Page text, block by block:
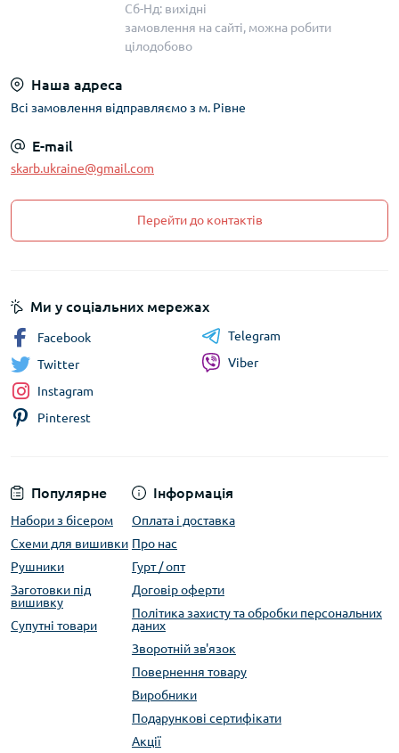
Сб-Нд: вихідні
замовлення на сайті, можна робити
цілодобово
Наша адреса
Всі замовлення відправляємо з м. Рівне
E-mail
skarb.ukraine@gmail.com
Перейти до контактів
Популярне
Набори з бісером
Схеми для вишивки
Рушники
Заготовки під
вишивку
Супутні товари
Інформація
Оплата і доставка
Про нас
Гурт / опт
Договір оферти
Політика захисту та обробки персональних
даних
Зворотній зв'язок
Повернення товару
Виробники
Подарункові сертифікати
Акції
Ми у соціальних мережах
Facebook
Twitter
Instagram
Pinterest
Telegram
Viber